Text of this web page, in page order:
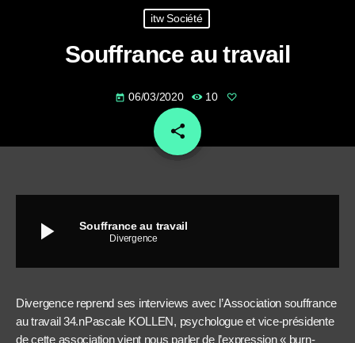
itw Société
Souffrance au travail
today 06/03/2020 10
share
email
play_arrow Souffrance au travail
Divergence
Divergence reprend ses interviews avec l’Association souffrance
au travail 34.nPascale KOLLEN, psychologue et vice-présidente
de cette association vient nous parler de l’expression « burn-